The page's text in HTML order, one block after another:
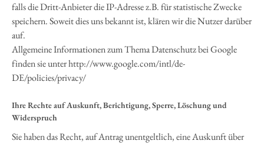
falls die Dritt-Anbieter die IP-Adresse z.B. für statistische Zwecke
speichern. Soweit dies uns bekannt ist, klären wir die Nutzer darüber
auf.
Allgemeine Informationen zum Thema Datenschutz bei Google
finden sie unter http://www.google.com/intl/de-
DE/policies/privacy/
Ihre Rechte auf Auskunft, Berichtigung, Sperre, Löschung und
Widerspruch
Sie haben das Recht, auf Antrag unentgeltlich, eine Auskunft über